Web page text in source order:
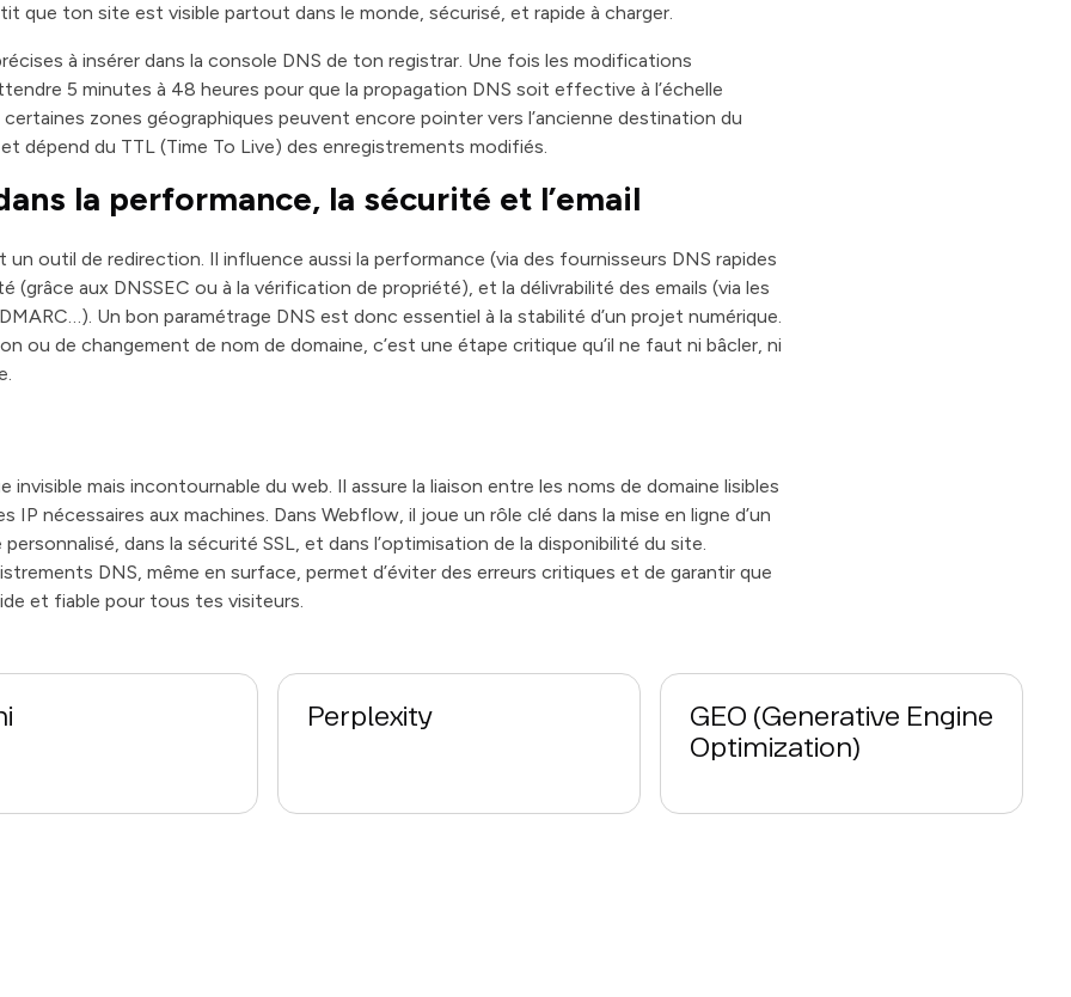
que ton site est visible partout dans le monde, sécurisé, et rapide à charger.
à insérer dans la console DNS de ton registrar. Une fois les modifications
5 minutes à 48 heures pour que la propagation DNS soit effective à l’échelle
zones géographiques peuvent encore pointer vers l’ancienne destination du
dépend du TTL (Time To Live) des enregistrements modifiés.
la performance, la sécurité et l’email
un outil de redirection. Il influence aussi la performance (via des fournisseurs DNS rapides
(grâce aux DNSSEC ou à la vérification de propriété), et la délivrabilité des emails (via les
Un bon paramétrage DNS est donc essentiel à la stabilité d’un projet numérique.
ou de changement de nom de domaine, c’est une étape critique qu’il ne faut ni bâcler, ni
invisible mais incontournable du web. Il assure la liaison entre les noms de domaine lisibles
IP nécessaires aux machines. Dans Webflow, il joue un rôle clé dans la mise en ligne d’un
dans la sécurité SSL, et dans l’optimisation de la disponibilité du site.
DNS, même en surface, permet d’éviter des erreurs critiques et de garantir que
et fiable pour tous tes visiteurs.
Perplexity
GEO (Generative Engine
Optimization)